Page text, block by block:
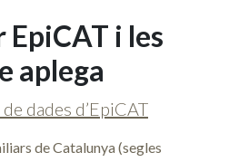
i les
aplega
dades d’EpiCAT
de Catalunya (segles